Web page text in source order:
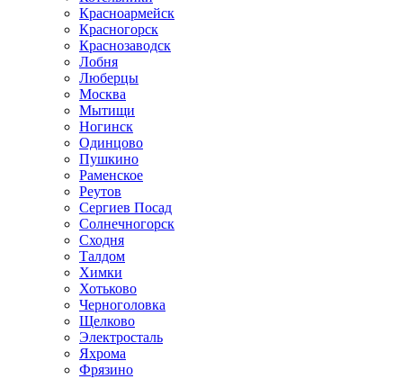
Красноармейск
Красногорск
Краснозаводск
Лобня
Люберцы
Москва
Мытищи
Ногинск
Одинцово
Пушкино
Раменское
Реутов
Сергиев Посад
Солнечногорск
Сходня
Талдом
Химки
Хотьково
Черноголовка
Щелково
Электросталь
Яхрома
Фрязино